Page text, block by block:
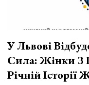
У Львові
Сила: Жінки З
Річній Історії